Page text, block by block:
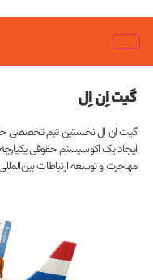
گیتاِن اِل
گیت ان ال نخستین تیم تخصصی
ایجاد یک اکوسیستم حقوقی
مهاجرت و توسعه ارتباطات